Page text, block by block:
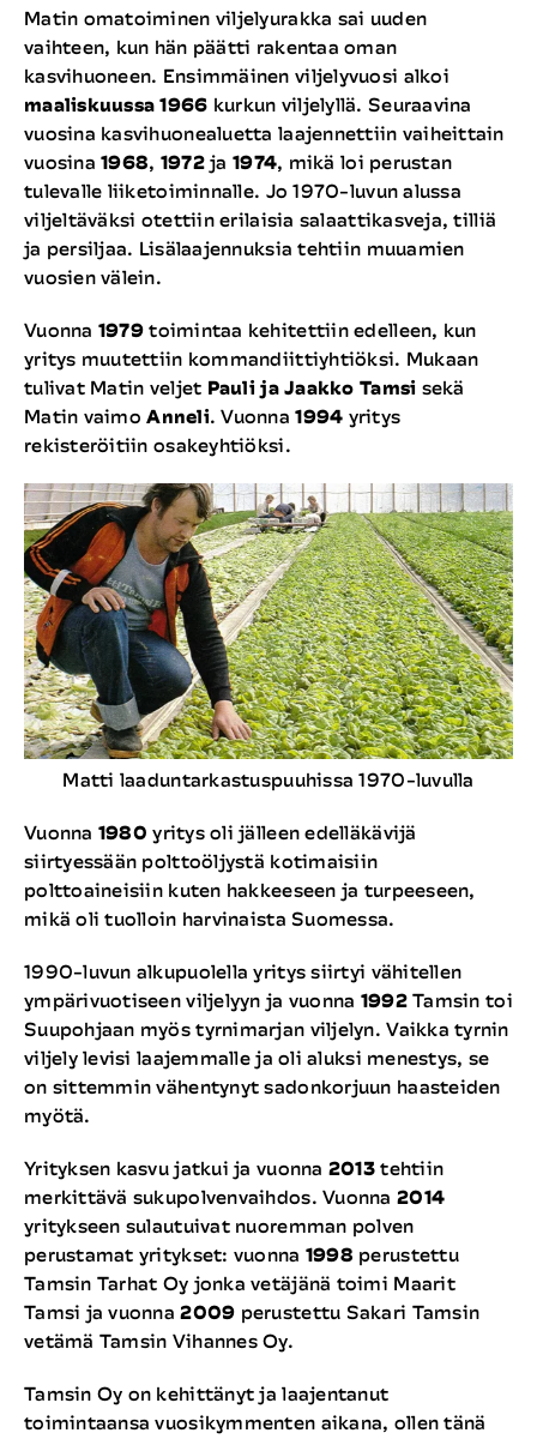
Matin omatoiminen viljelyurakka sai uuden
vaihteen, kun hän päätti rakentaa oman
kasvihuoneen. Ensimmäinen viljelyvuosi alkoi
maaliskuussa 1966 kurkun viljelyllä. Seuraavina
vuosina kasvihuonealuetta laajennettiin vaiheittain
vuosina1968, 1972ja 1974, mikä loi perustan
tulevalle liiketoiminnalle. Jo 1970-luvun alussa
viljeltäväksi otettiin erilaisia salaattikasveja, tilliä
ja persiljaa. Lisälaajennuksia tehtiin muuamien
vuosien välein.
Vuonna 1979toimintaa kehitettiin edelleen, kun
yritys muutettiin kommandiittiyhtiöksi. Mukaan
tulivat Matin veljet Pauli ja Jaakko Tamsi sekä
Matin vaimoAnneli. Vuonna1994 yritys
rekisteröitiin osakeyhtiöksi.
Matti laaduntarkastuspuuhissa 1970-luvulla
Vuonna 1980yritys oli jälleen edelläkävijä
siirtyessään polttoöljystä kotimaisiin
polttoaineisiin kuten hakkeeseen ja turpeeseen,
mikä oli tuolloin harvinaista Suomessa.
1990-luvun alkupuolella yritys siirtyi vähitellen
ympärivuotiseen viljelyyn ja vuonna 1992Tamsin toi
Suupohjaan myös tyrnimarjan viljelyn. Vaikka tyrnin
viljely levisi laajemmalle ja oli aluksi menestys, se
on sittemmin vähentynyt sadonkorjuun haasteiden
myötä.
Yrityksen kasvu jatkui ja vuonna 2013tehtiin
merkittävä sukupolvenvaihdos. Vuonna 2014
yritykseen sulautuivat nuoremman polven
perustamat yritykset: vuonna 1998 perustettu
Tamsin Tarhat Oy jonka vetäjänä toimi Maarit
Tamsi ja vuonna2009 perustettu Sakari Tamsin
vetämä Tamsin Vihannes Oy.
Tamsin Oy on kehittänyt ja laajentanut
toimintaansa vuosikymmenten aikana, ollen tänä